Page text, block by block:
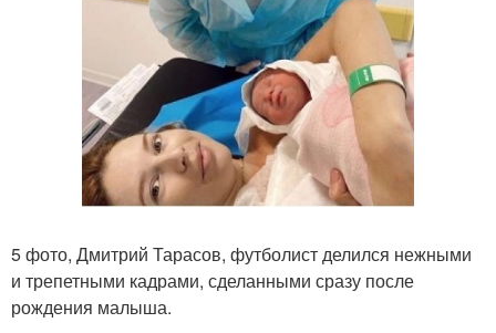
5 фото, Дмитрий Тарасов, футболист делился нежными
и трепетными кадрами, сделанными сразу после
рождения малыша.